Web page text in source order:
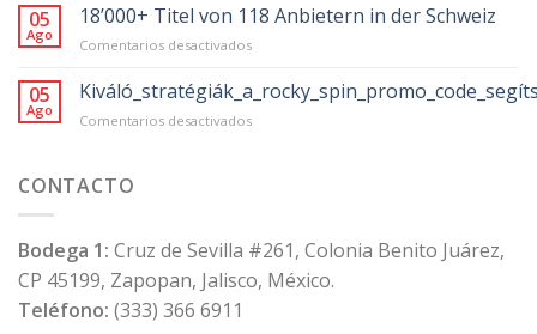
05
Ago
18’000+ Titel von 118 Anbietern in der Schweiz
Comentarios desactivadosen
Titel
von
118
05
Ago
Comentarios desactivadosen
CONTACTO
Bodega 1: Cruz de Sevilla #261, Colonia Benito Juárez,
CP 45199, Zapopan, Jalisco, México.
Teléfono: (333) 366 6911